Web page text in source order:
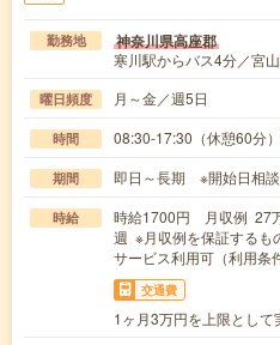
勤務地 神奈川県高座郡
寒川駅からバス4分／宮
曜日頻度 月～金／週5日
時間 08:30-17:30（休憩60分
期間 即日～長期 ※開始日相
時給
時給1700円 月収例 27
週 ※月収例を保証するも
サービス利用可（利用条
交通費
1ヶ月3万円を上限として